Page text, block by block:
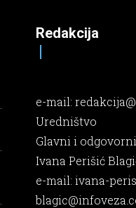
Redakcija
e-mail:
Uredništvo
Glavni i
Ivana Perišić
e-mail:ivana-